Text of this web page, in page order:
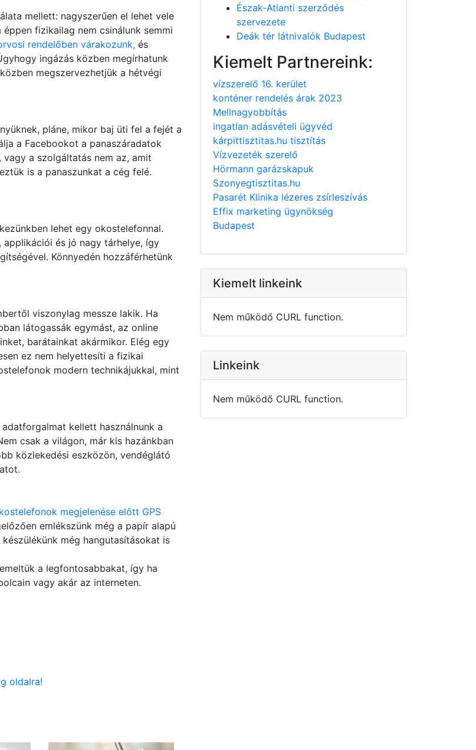
mellett: nagyszerűen el lehet vele
fizikailag nem csinálunk semmi
rendelőben várakozunk, és
ingázás közben megírhatunk
megszervezhetjük a hétvégi
pláne, mikor baj üti fel a fejét a
a Facebookot a panaszáradatok
a szolgáltatás nem az, amit
is a panaszunkat a cég felé.
lehet egy okostelefonnal.
és jó nagy tárhelye, így
Könnyedén hozzáférhetünk
viszonylag messze lakik. Ha
látogassák egymást, az online
barátainkat akármikor. Elég egy
ez nem helyettesíti a fizikai
modern technikájukkal, mint
kellett használnunk a
csak a világon, már kis hazánkban
közlekedési eszközön, vendéglátó
megjelenése előtt GPS
emlékszünk még a papír alapú
még hangutasításokat is
a legfontosabbakat, így ha
vagy akár az interneten.
oldalra!
Észak-Atlanti szerződés
szervezete
Deák tér látnivalók Budapest
Kiemelt Partnereink:
vízszerelő 16. kerület
konténer rendelés árak 2023
Mellnagyobbítás
ingatlan adásvételi ügyvéd
kárpittisztitas.hu tisztítás
Vízvezeték szerelő
Hörmann garázskapuk
Szonyegtisztitas.hu
Pasarét Klinika lézeres zsírleszívás
Effix marketing ügynökség
Budapest
Kiemelt linkeink
Nem működő CURL function.
Linkeink
Nem működő CURL function.